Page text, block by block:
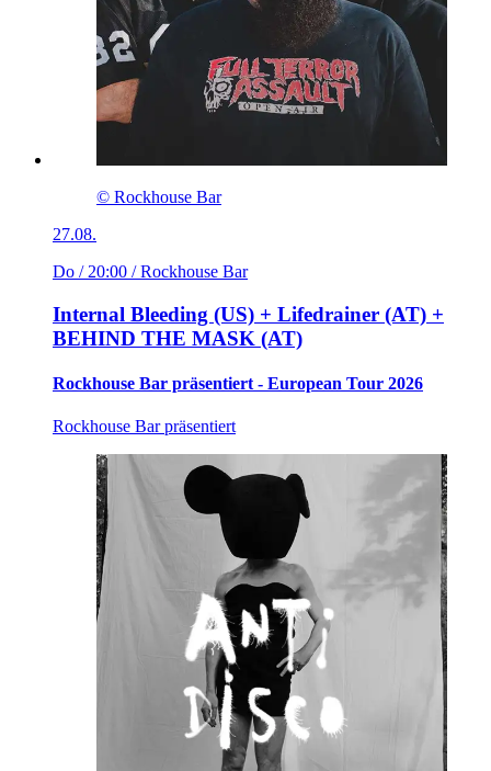
© Rockhouse Bar
27.08.
Do / 20:00 / Rockhouse Bar
Internal Bleeding (US) + Lifedrainer (AT) +
BEHIND THE MASK (AT)
Rockhouse Bar präsentiert - European Tour 2026
Rockhouse Bar präsentiert